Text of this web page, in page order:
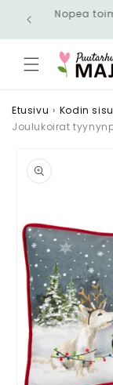
siirry
Nopea
Etusivu › Kodin
Joulukoirat
tuotetietoihin